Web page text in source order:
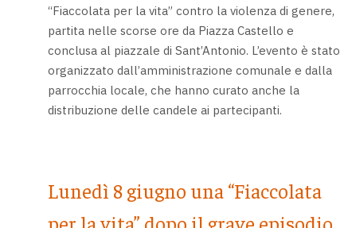
“Fiaccolata per la vita” contro la violenza di genere,
partita nelle scorse ore da Piazza Castello e
conclusa al piazzale di Sant’Antonio. L’evento è stato
organizzato dall’amministrazione comunale e dalla
parrocchia locale, che hanno curato anche la
distribuzione delle candele ai partecipanti.
Lunedì 8 giugno una “Fiaccolata
per la vita” dopo il grave episodio